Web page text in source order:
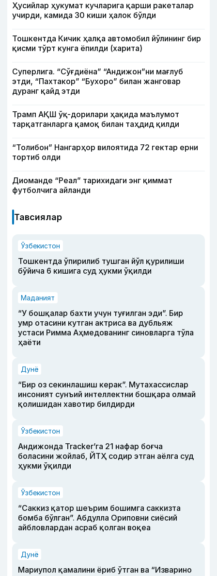
Ҳусийлар ҳукумат кучларига қарши ракеталар
учирди, камида 30 киши ҳалок бўлди
Тошкентда Кичик ҳалқа автомобил йўлининг бир
қисми тўрт кунга ёпилди (харита)
Суперлига. “Сўғдиёна” “Андижон”ни мағлуб
этди, “Пахтакор” “Бухоро” билан жанговар
дуранг қайд этди
Трамп АҚШ ўқ-дорилари ҳақида маълумот
тарқатганларга қамоқ билан таҳдид қилди
“Толибон” Нангарҳор вилоятида 72 гектар ерни
тортиб олди
Диоманде “Реал” тарихидаги энг қиммат
футболчига айланди
Тавсиялар
Ўзбекистон
Тошкентда ўпирилиб тушган йўл қурилиши
бўйича 6 кишига суд ҳукми ўқилди
Маданият
“У бошқалар бахти учун туғилган эди”. Бир
умр отасини кутган актриса ва дубльяж
устаси Римма Аҳмедованинг синовларга тўла
ҳаёти
Дунё
“Бир оз секинлашиш керак”. Мутахассислар
инсоният сунъий интеллектни бошқара олмай
қолишидан хавотир билдирди
Ўзбекистон
Андижонда Tracker’га 21 нафар боғча
боласини жойлаб, ЙТҲ содир этган аёлга суд
ҳукми ўқилди
Ўзбекистон
“Саккиз қатор шеърим бошимга саккизта
бомба бўлган”. Абдулла Ориповни сиёсий
айбловлардан асраб қолган воқеа
Дунё
Мариупол қамалини ёриб ўтган ва “Изварино